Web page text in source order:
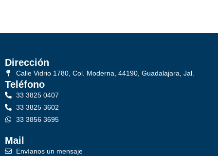
Dirección
Calle Vidrio 1780, Col. Moderna, 44190, Guadalajara, Jal.
Teléfono
33 3825 0407
33 3825 3602
33 3856 3695
Mail
Envíanos un mensaje